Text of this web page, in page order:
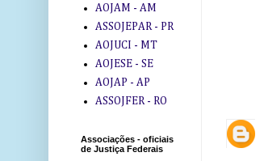
AOJAM - AM
ASSOJEPAR - PR
AOJUCI - MT
AOJESE - SE
AOJAP - AP
ASSOJFER - RO
Associações - oficiais
de Justiça Federais